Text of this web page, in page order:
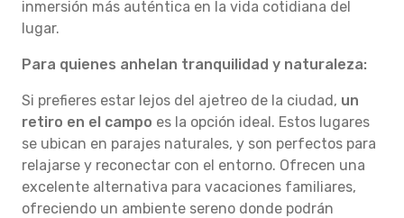
inmersión más auténtica en la vida cotidiana del
lugar.
Para quienes anhelan tranquilidad y naturaleza:
Si prefieres estar lejos del ajetreo de la ciudad, un
retiro en el campo es la opción ideal. Estos lugares
se ubican en parajes naturales, y son perfectos para
relajarse y reconectar con el entorno. Ofrecen una
excelente alternativa para vacaciones familiares,
ofreciendo un ambiente sereno donde podrán